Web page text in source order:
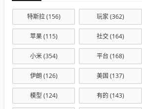
特斯拉(156) 玩家(362)
苹果(115) 社交(164)
小米(354) 平台 (168)
伊朗 (126) 美国 (137)
模型 (124) 有的 (143)